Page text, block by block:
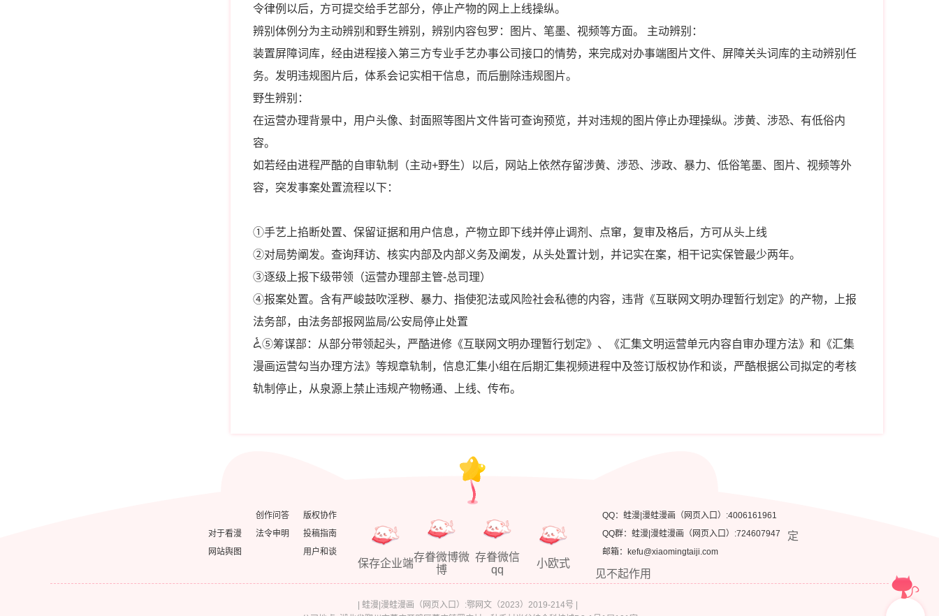
令律例以后，方可提交给手艺部分，停止产物的网上上线操纵。
辨别体例分为主动辨别和野生辨别，辨别内容包罗：图片、笔墨、视频等方面。 主动辨别：
装置屏障词库，经由进程接入第三方专业手艺办事公司接口的情势，来完成对办事端图片文件、屏障关头词库的主动辨别任
务。发明违规图片后，体系会记实相干信息，而后删除违规图片。
野生辨别：
在运营办理背景中，用户头像、封面照等图片文件皆可查询预览，并对违规的图片停止办理操纵。涉黄、涉恐、有低俗内
容。
如若经由进程严酷的自审轨制（主动+野生）以后，网站上依然存留涉黄、涉恐、涉政、暴力、低俗笔墨、图片、视频等外
容，突发事案处置流程以下：
①手艺上掐断处置、保留证据和用户信息，产物立即下线并停止调剂、点窜，复审及格后，方可从头上线
②对局势阐发。查询拜访、核实内部及内部义务及阐发，从头处置计划，并记实在案，相干记实保管最少两年。
③逐级上报下级带领（运营办理部主管-总司理）
④报案处置。含有严峻鼓吹淫秽、暴力、指使犯法或风险社会私德的内容，违背《互联网文明办理暂行划定》的产物，上报
法务部，由法务部报网监局/公安局停止处置
ꦍ⑤筹谋部：从部分带领起头，严酷进修《互联网文明办理暂行划定》、《汇集文明运营单元内容自审办理方法》和《汇集
漫画运营勾当办理方法》等规章轨制，信息汇集小组在后期汇集视频进程中及签订版权协作和谈，严酷根据公司拟定的考核
轨制停止，从泉源上禁止违规产物畅通、上线、传布。
对于看漫
网站舆图
创作问答
法令申明
版权协作
投稿指南
用户和谈
保存企业端
存眷微博微
博
存眷微信
qq
小欧式
QQ： 蛙漫|漫蛙漫画（网页入口）:4006161961
QQ群： 蛙漫|漫蛙漫画（网页入口）:724607947
邮箱：kefu@xiaomingtaiji.com
定
见不起作用
蛙漫|漫蛙漫画（网页入口）:鄂网文（2023）2019-214号